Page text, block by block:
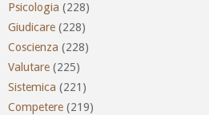
Psicologia (228)
Giudicare (228)
Coscienza (228)
Valutare (225)
Sistemica (221)
Competere (219)